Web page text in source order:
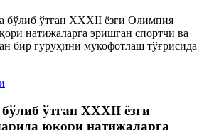
бўлиб ўтган ХХХII ёзги Олимпия
натижаларга эришган спортчи ва
бир гуруҳини мукофотлаш тўғрисида
ўтган ХХХII ёзги
юқори натижаларга